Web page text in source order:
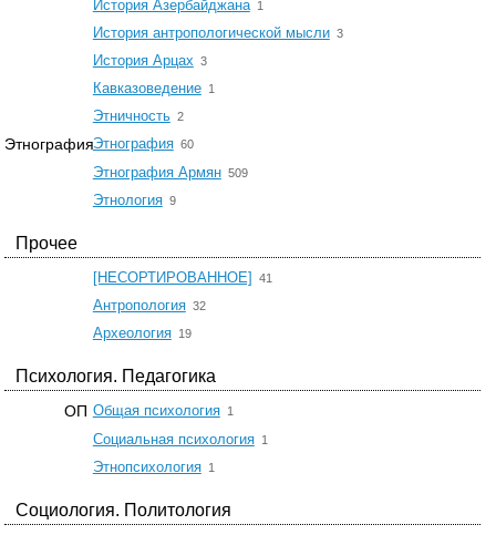
История Азербайджана 1
История антропологической мысли 3
История Арцах 3
Кавказоведение 1
Этничность 2
ЭтнографияЭтнография 60
Этнография Армян 509
Этнология 9
Прочее
[НЕСОРТИРОВАННОЕ] 41
Антропология 32
Археология 19
Психология. Педагогика
ОП Общая психология 1
Социальная психология 1
Этнопсихология 1
Социология. Политология